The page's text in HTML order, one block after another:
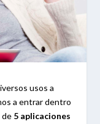
usos a
a entrar dentro
de 5 aplicaciones